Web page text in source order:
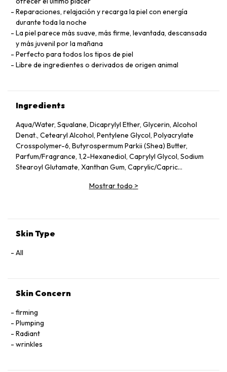
Reparaciones, relajación y recarga la piel con energía
durante toda la noche
La piel parece más suave, más firme, levantada, descansada
y más juvenil por la mañana
Perfecto para todos los tipos de piel
Libre de ingredientes o derivados de origen animal
Ingredients
Aqua/Water, Squalane, Dicaprylyl Ether, Glycerin, Alcohol
Denat., Cetearyl Alcohol, Pentylene Glycol, Polyacrylate
Crosspolymer-6, Butyrospermum Parkii (Shea) Butter,
Parfum/Fragrance, 1,2-Hexanediol, Caprylyl Glycol, Sodium
Stearoyl Glutamate, Xanthan Gum, Caprylic/Capric
Officinalis Root Extract, Citric Acid, Undaria Pinnatifida
Geraniol, Citronellol, Limonene.
Mostrar todo >
Skin Type
All
Skin Concern
firming
Plumping
Radiant
wrinkles